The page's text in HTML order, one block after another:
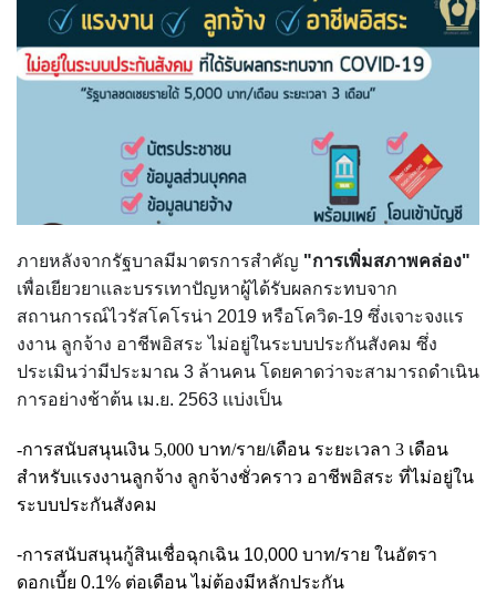
ภายหลังจากรัฐบาลมีมาตรการสำคัญ "การเพิ่มสภาพคล่อง"
เพื่อเยียวยาเเละบรรเทาปัญหาผู้ได้รับผลกระทบจาก
สถานการณ์ไวรัสโคโรน่า 2019 หรือโควิด-19 ซึ่งเจาะจงเเร
งงาน ลูกจ้าง อาชีพอิสระ ไม่อยู่ในระบบประกันสังคม ซึ่ง
ประเมินว่ามีประมาณ 3 ล้านคน โดยคาดว่าจะสามารถดำเนิน
การอย่างช้าต้น เม.ย. 2563 เเบ่งเป็น
-การสนับสนุนเงิน 5,000 บาท/ราย/เดือน ระยะเวลา 3 เดือน
สำหรับเเรงงานลูกจ้าง ลูกจ้างชั่วคราว อาชีพอิสระ ที่ไม่อยู่ใน
ระบบประกันสังคม
-การสนับสนุนกู้สินเชื่อฉุกเฉิน 10,000 บาท/ราย ในอัตรา
ดอกเบี้ย 0.1% ต่อเดือน ไม่ต้องมีหลักประกัน